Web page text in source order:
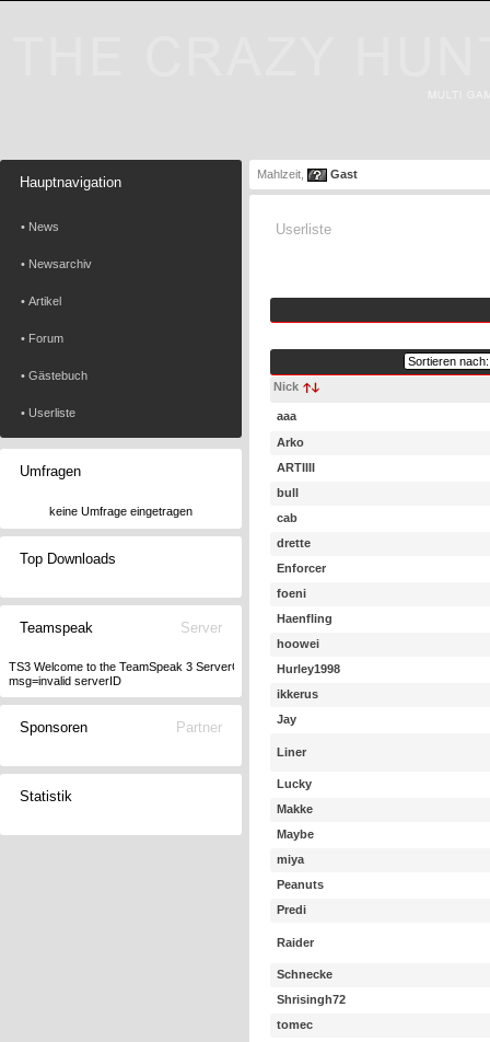
Hauptnavigation
• News
• Newsarchiv
• Artikel
• Forum
• Gästebuch
• Userliste
Umfragen
keine Umfrage eingetragen
Top Downloads
Teamspeak Server
TS3 Welcome to the TeamSpeak 3 ServerQuery interface, type "help" for a list of
msg=invalid serverID
Sponsoren Partner
Statistik
Mahlzeit, Gast
Userliste
Nick
aaa
Arko
ARTIIII
bull
cab
drette
Enforcer
foeni
Haenfling
hoowei
Hurley1998
ikkerus
Jay
Liner
Lucky
Makke
Maybe
miya
Peanuts
Predi
Raider
Schnecke
Shrisingh72
tomec